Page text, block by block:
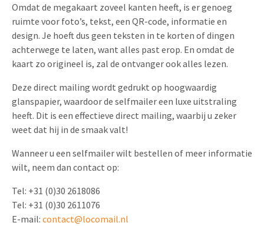
Omdat de megakaart zoveel kanten heeft, is er genoeg
ruimte voor foto’s, tekst, een QR-code, informatie en
design. Je hoeft dus geen teksten in te korten of dingen
achterwege te laten, want alles past erop. En omdat de
kaart zo origineel is, zal de ontvanger ook alles lezen.
Deze direct mailing wordt gedrukt op hoogwaardig
glanspapier, waardoor de selfmailer een luxe uitstraling
heeft. Dit is een effectieve direct mailing, waarbij u zeker
weet dat hij in de smaak valt!
Wanneer u een selfmailer wilt bestellen of meer informatie
wilt, neem dan contact op:
Tel: +31 (0)30 2618086
Tel: +31 (0)30 2611076
E-mail: contact@locomail.nl
Lenticular Cards
Twin Sliders
Budget kaarten
Andere opvallende mailings
Alle producten
Non-profit Marketing
Marketing in de Zorg
Marketing voor Scholen
Horeca Marketing
Food Marketing
App-lancering
Kalender maken
Klantenbinding
Vacatures
Contactgegevens
Duurzaamheid
Brochure downloaden